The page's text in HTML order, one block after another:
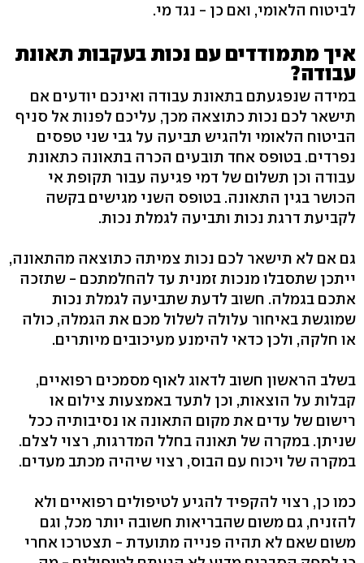
לביטוח הלאומי, ואם כן - נגד מי.
איך מתמודדים עם נכות בעקבות תאונת
עבודה?
במידה שנפגעתם בתאונת עבודה ואינכם יודעים אם
תישאר לכם נכות כתוצאה מכך, עליכם לפנות אל סניף
הביטוח הלאומי ולהגיש תביעה על גבי שני טפסים
נפרדים. בטופס אחד תובעים הכרה בתאונה כתאונת
עבודה וכן תשלום של דמי פגיעה עבור תקופת אי
הכושר בגין התאונה. בטופס השני מגישים בקשה
לקביעת דרגת נכות ותביעה לגמלת נכות.
גם אם לא תישאר לכם נכות צמיתה כתוצאה מהתאונה,
ייתכן שתסבלו מנכות זמנית עד להחלמתכם - שתזכה
אתכם בגמלה. חשוב לדעת שתביעה לגמלת נכות
שמוגשת באיחור עלולה לשלול מכם את הגמלה, כולה
או חלקה, ולכן כדאי להימנע מעיכובים מיותרים.
בשלב הראשון חשוב לדאוג לאוף מסמכים רפואיים,
קבלות על הוצאות, וכן לתעד באמצעות צילום או
רישום של עדים את מקום התאונה או נסיבותיה ככל
שניתן. במקרה של תאונה בחלל המדרגות, רצוי לצלם.
במקרה של ויכוח עם הבוס, רצוי שיהיה מכתב מעדים.
כמו כן, רצוי להקפיד להגיע לטיפולים רפואיים ולא
להזניח, גם משום שהבריאות חשובה יותר מכל, וגם
משום שאם לא תהיה פנייה מתועדת - תצטרכו אחרי